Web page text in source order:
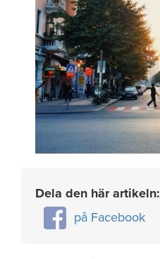
Dela den här artikeln:
på Facebook